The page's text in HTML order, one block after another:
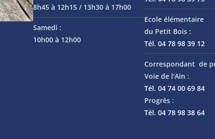
8h45 à 12h15 / 13h30 à 17h00
Samedi :
10h00 à 12h00
Ecole élémentaire
du Petit Bois :
Tél. 04 78 98 39 12
Correspondant de
Voie de l'Ain :
Tél. 04 74 00 69 84
Progrès :
Tél. 04 78 98 38 64